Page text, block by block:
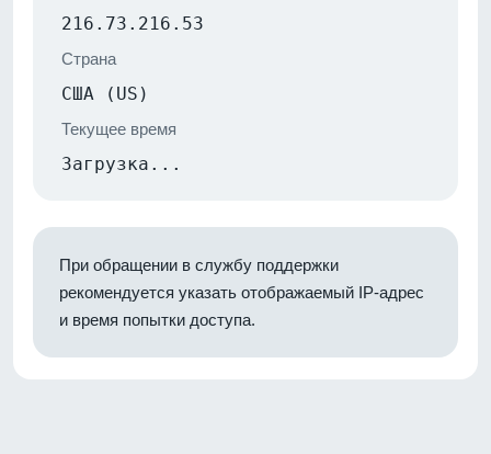
216.73.216.53
Страна
США (US)
Текущее время
Загрузка...
При обращении в службу поддержки
рекомендуется указать отображаемый IP-адрес
и время попытки доступа.